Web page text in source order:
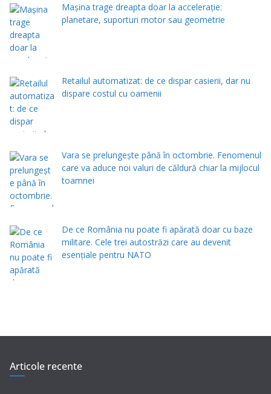
Mașina trage dreapta doar la accelerație:
planetare, suporturi motor sau geometrie
Retailul automatizat: de ce dispar casierii, dar nu
dispare costul cu oamenii
Vara se prelungeşte până în octombrie. Fenomenul
care va aduce noi valuri de căldură chiar la mijlocul
toamnei
De ce România nu poate fi apărată doar cu baze
militare. Cele trei autostrăzi care au devenit
esențiale pentru NATO
Articole recente